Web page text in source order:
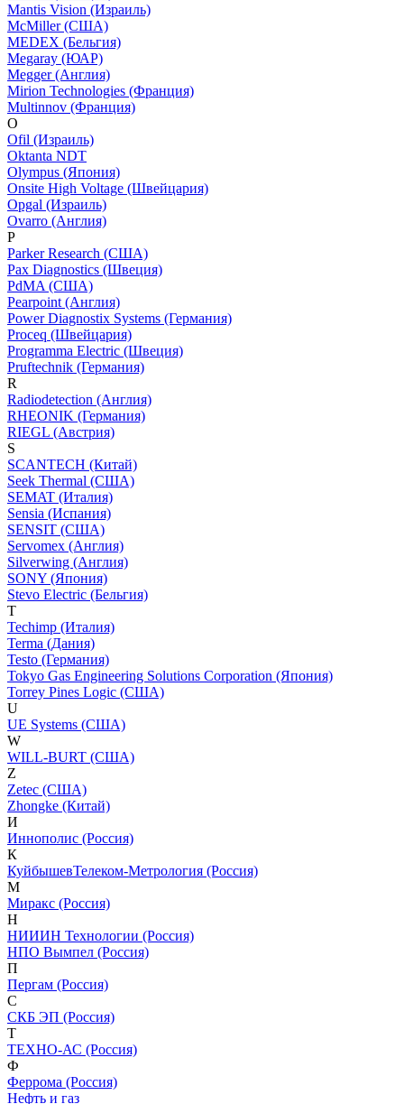
Mantis Vision (Израиль)
McMiller (США)
MEDEX (Бельгия)
Megaray (ЮАР)
Megger (Англия)
Mirion Technologies (Франция)
Multinnov (Франция)
O
Ofil (Израиль)
Oktanta NDT
Olympus (Япония)
Onsite High Voltage (Швейцария)
Opgal (Израиль)
Ovarro (Англия)
P
Parker Research (США)
Pax Diagnostics (Швеция)
PdMA (США)
Pearpoint (Англия)
Power Diagnostix Systems (Германия)
Proceq (Швейцария)
Programma Electric (Швеция)
Pruftechnik (Германия)
R
Radiodetection (Англия)
RHEONIK (Германия)
RIEGL (Австрия)
S
SCANTECH (Китай)
Seek Thermal (США)
SEMAT (Италия)
Sensia (Испания)
SENSIT (США)
Servomex (Англия)
Silverwing (Англия)
SONY (Япония)
Stevo Electric (Бельгия)
T
Techimp (Италия)
Terma (Дания)
Testo (Германия)
Tokyo Gas Engineering Solutions Corporation (Япония)
Torrey Pines Logic (США)
U
UE Systems (США)
W
WILL-BURT (США)
Z
Zetec (США)
Zhongke (Китай)
И
Иннополис (Россия)
К
КуйбышевТелеком-Метрология (Россия)
М
Миракс (Россия)
Н
НИИИН Технологии (Россия)
НПО Вымпел (Россия)
П
Пергам (Россия)
С
СКБ ЭП (Россия)
Т
ТЕХНО-АС (Россия)
Ф
Феррома (Россия)
Нефть и газ